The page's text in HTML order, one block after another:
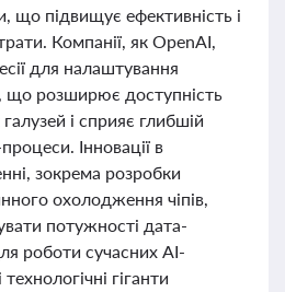
що підвищує ефективність і
Компанії, як OpenAI,
для налаштування
що розширює доступність
і сприяє глибшій
Інновації в
зокрема розробки
охолодження чіпів,
потужності дата-
роботи сучасних AI-
гіганти